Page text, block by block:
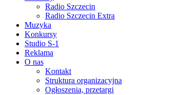
Radio Szczecin
Radio Szczecin Extra
Muzyka
Konkursy
Studio S-1
Reklama
O nas
Kontakt
Struktura organizacyjna
Ogłoszenia, przetargi